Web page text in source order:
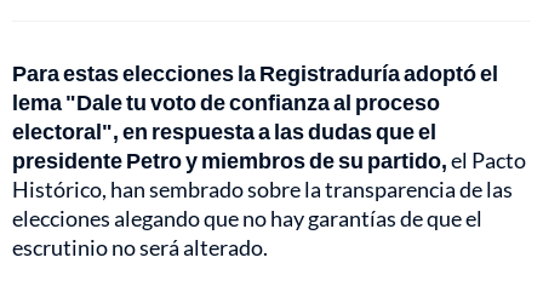
Para estas elecciones la Registraduría adoptó el
lema "Dale tu voto de confianza al proceso
electoral", en respuesta a las dudas que el
presidente Petro y miembros de su partido,el Pacto
Histórico, han sembrado sobre la transparencia de las
elecciones alegando que no hay garantías de que el
escrutinio no será alterado.